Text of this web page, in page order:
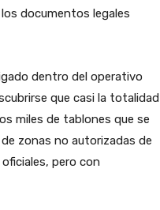
documentos legales
dentro del operativo
que casi la totalidad
miles de tablones que se
zonas no autorizadas de
pero con